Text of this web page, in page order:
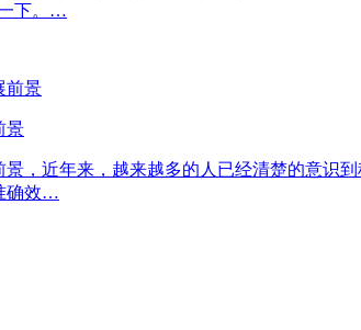
下。…
景
，近年来，越来越多的人已经清楚的意识
确效…